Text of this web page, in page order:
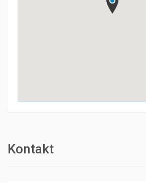
Kontakt